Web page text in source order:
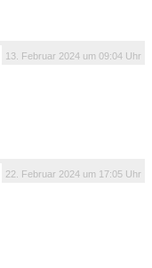
13. Februar 2024 um 09:04 Uhr
22. Februar 2024 um 17:05 Uhr